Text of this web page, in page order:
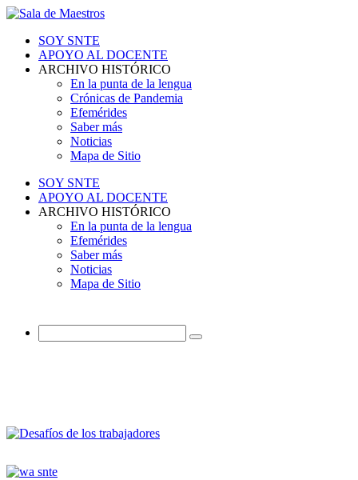
SOY SNTE
APOYO AL DOCENTE
ARCHIVO HISTÓRICO
En la punta de la lengua
Crónicas de Pandemia
Efemérides
Saber más
Noticias
Mapa de Sitio
SOY SNTE
APOYO AL DOCENTE
ARCHIVO HISTÓRICO
En la punta de la lengua
Efemérides
Saber más
Noticias
Mapa de Sitio